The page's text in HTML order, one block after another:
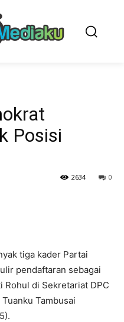
Posisi
0
2634
tiga kader Partai
pendaftaran sebagai
Rohul di Sekretariat DPC
Tambusai